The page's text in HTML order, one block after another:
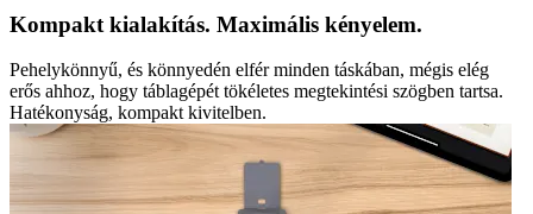
Kompakt kialakítás. Maximális kényelem.
Pehelykönnyű, és könnyedén elfér minden táskában, mégis elég
erős ahhoz, hogy táblagépét tökéletes megtekintési szögben tartsa.
Hatékonyság, kompakt kivitelben.